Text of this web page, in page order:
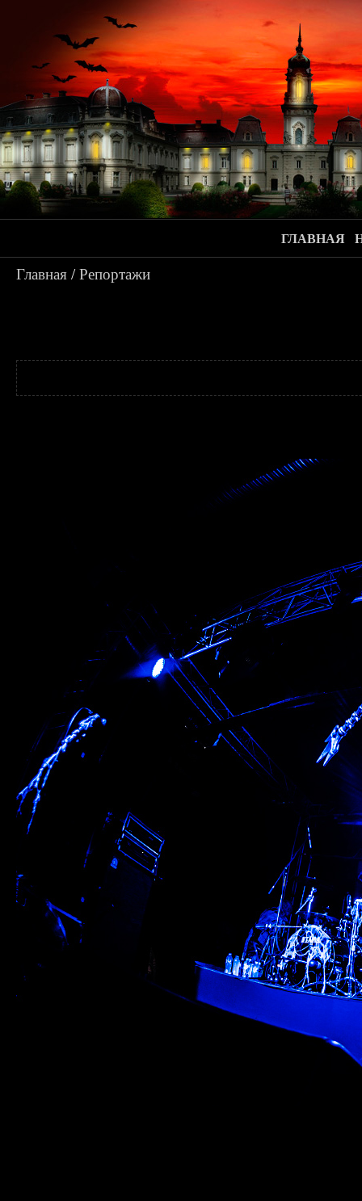
ГЛАВНАЯ
Главная /Репортажи